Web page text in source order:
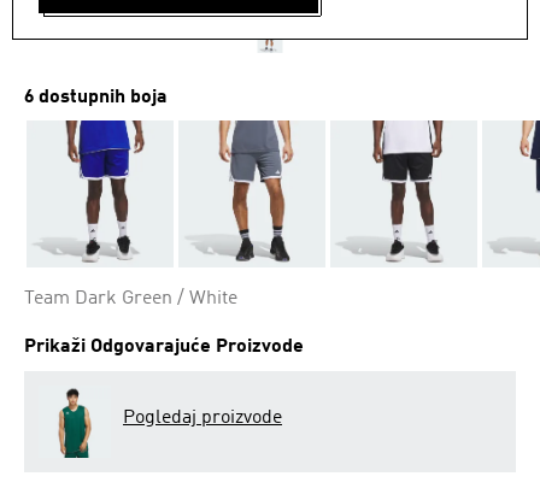
6 dostupnih boja
Team Dark Green / White
Prikaži Odgovarajuće Proizvode
Pogledaj proizvode